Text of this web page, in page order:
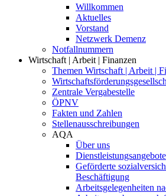
Willkommen
Aktuelles
Vorstand
Netzwerk Demenz
Notfallnummern
Wirtschaft | Arbeit | Finanzen
Themen Wirtschaft | Arbeit |
Zentrale Vergabestelle
ÖPNV
Fakten und Zahlen
Stellenausschreibungen
AQA
Über uns
Dienstleistungsangebote
Geförderte
Beschäftigung
Arbeitsgelegenheiten